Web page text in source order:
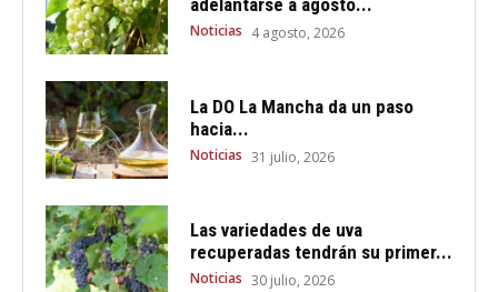
Noticias 4 agosto, 2026
La DO La Mancha da un paso
hacia...
Noticias 31 julio, 2026
Las variedades de uva
recuperadas tendrán su primer...
Noticias 30 julio, 2026